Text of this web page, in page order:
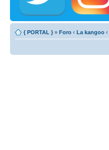
{ PORTAL } » Foro ‹ La kangoo ‹